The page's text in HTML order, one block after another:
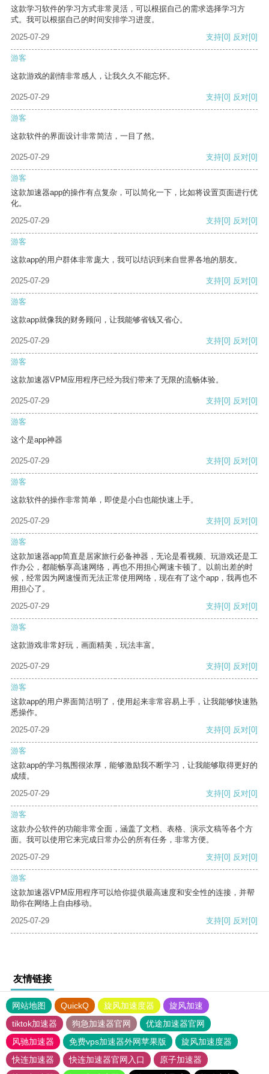
这款学习软件的学习方式非常灵活，可以根据自己的需求选择学习方
式。我可以根据自己的时间安排学习进度。
2025-07-29
支持[0] 反对[0]
游客
这款游戏的剧情非常感人，让我久久不能忘怀。
2025-07-29 支持[0] 反对[0]
游客
这款软件的界面设计非常简洁，一目了然。
2025-07-29 支持[0] 反对[0]
游客
这款加速器app的操作有点复杂，可以简化一下，比如将设置页面进行优
化。
2025-07-29
支持[0] 反对[0]
游客
这款app的用户群体非常庞大，我可以结识到来自世界各地的朋友。
2025-07-29 支持[0] 反对[0]
游客
这款app就像我的财务顾问，让我能够省钱又省心。
2025-07-29 支持[0] 反对[0]
游客
这款加速器VPM应用程序已经为我们带来了无限的流畅体验。
2025-07-29 支持[0] 反对[0]
游客
这个是app神器
2025-07-29 支持[0] 反对[0]
游客
这款软件的操作非常简单，即使是小白也能快速上手。
2025-07-29 支持[0] 反对[0]
游客
这款加速器app简直是居家旅行必备神器，无论是看视频、玩游戏还是工
作办公，都能畅享高速网络，再也不用担心网速卡顿了。以前出差的时
候，经常因为网速慢而无法正常使用网络，现在有了这个app，我再也不
用担心了。
2025-07-29
支持[0] 反对[0]
游客
这款游戏非常好玩，画面精美，玩法丰富。
2025-07-29 支持[0] 反对[0]
游客
这款app的用户界面简洁明了，使用起来非常容易上手，让我能够快速熟
悉操作。
2025-07-29
支持[0] 反对[0]
游客
这款app的学习氛围很浓厚，能够激励我不断学习，让我能够取得更好的
成绩。
2025-07-29
支持[0] 反对[0]
游客
这款办公软件的功能非常全面，涵盖了文档、表格、演示文稿等各个方
面。我可以使用它来完成日常办公的所有任务，非常方便。
2025-07-29
支持[0] 反对[0]
游客
这款加速器VPM应用程序可以给你提供最高速度和安全性的连接，并帮
助你在网络上自由移动。
2025-07-29
支持[0] 反对[0]
友情链接
网站地图 QuickQ 旋风加速度器
旋风加速
tiktok加速器
狗急加速器官网
优途加速器官网
风驰加速器
免费vps加速器外网苹果版
旋风加速度器
快连加速器
快连加速器官网入口
原子加速器